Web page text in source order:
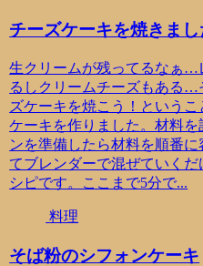
チーズケーキを焼きまし
生クリームが残ってるなぁ…
るしクリームチーズもある…
ズケーキを焼こう！というこ
ケーキを作りました。材料を
ンを準備したら材料を順番に
てブレンダーで混ぜていくだ
シピです。ここまで5分で...
料理
そば粉のシフォンケーキ